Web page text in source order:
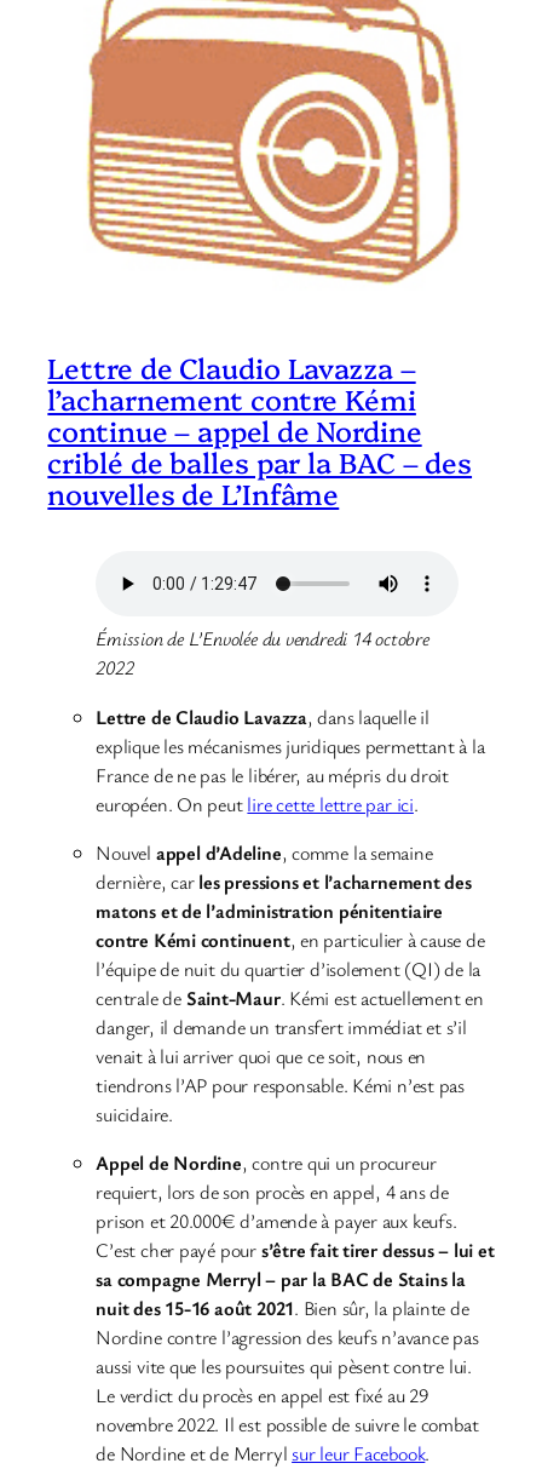
Lettre de Claudio Lavazza –
l’acharnement contre Kémi
continue – appel de Nordine
criblé de balles par la BAC – des
nouvelles de L’Infâme
Émission de L’Envolée du vendredi 14 octobre
2022
Lettre de Claudio Lavazza, dans laquelle il
explique les mécanismes juridiques permettant à la
France de ne pas le libérer, au mépris du droit
européen. On peutlire cette lettre par ici.
Nouvel appel d’Adeline, comme la semaine
dernière, carles pressions et l’acharnement des
matons et de l’administration pénitentiaire
contre Kémi continuent, en particulier à cause de
l’équipe de nuit du quartier d’isolement (QI) de la
centrale deSaint-Maur. Kémi est actuellement en
danger, il demande un transfert immédiat et s’il
venait à lui arriver quoi que ce soit, nous en
tiendrons l’AP pour responsable. Kémi n’est pas
suicidaire.
Appel de Nordine, contre qui un procureur
requiert, lors de son procès en appel, 4 ans de
prison et 20.000€ d’amende à payer aux keufs.
C’est cher payé pours’être fait tirer dessus – lui et
sa compagne Merryl – par la BAC de Stains la
nuit des 15-16 août 2021. Bien sûr, la plainte de
Nordine contre l’agression des keufs n’avance pas
aussi vite que les poursuites qui pèsent contre lui.
Le verdict du procès en appel est fixé au 29
novembre 2022. Il est possible de suivre le combat
de Nordine et de Merrylsur leur Facebook.